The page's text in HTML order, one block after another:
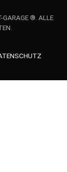
®. ALLE